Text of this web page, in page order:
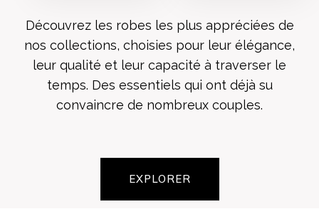
Découvrez les robes les plus appréciées de
nos collections, choisies pour leur élégance,
leur qualité et leur capacité à traverser le
temps. Des essentiels qui ont déjà su
convaincre de nombreux couples.
EXPLORER